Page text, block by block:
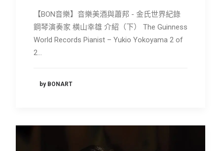
【BON音樂】音樂美酒與蕭邦 - 金氏世界紀錄
鋼琴演奏家 橫山幸雄 介紹（下） The Guinness
World Records Pianist – Yukio Yokoyama 2 of
2…
by BONART